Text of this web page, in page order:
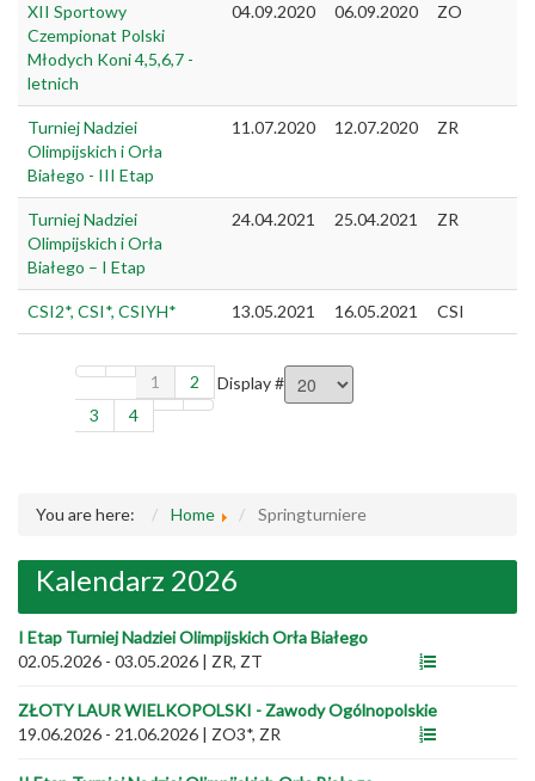
Display #
1
2
3
4
XII Sportowy
Czempionat Polski
Młodych Koni 4,5,6,7 -
letnich
04.09.2020 06.09.2020 ZO
Turniej Nadziei
Olimpijskich i Orła
Białego - III Etap
11.07.2020 12.07.2020 ZR
Turniej Nadziei
Olimpijskich i Orła
Białego – I Etap
24.04.2021 25.04.2021 ZR
CSI2*, CSI*, CSIYH* 13.05.2021 16.05.2021 CSI
You are here: Home Springturniere
Kalendarz 2026
I Etap Turniej Nadziei Olimpijskich Orła Białego
02.05.2026 - 03.05.2026 | ZR, ZT
ZŁOTY LAUR WIELKOPOLSKI - Zawody Ogólnopolskie
19.06.2026 - 21.06.2026 | ZO3*, ZR